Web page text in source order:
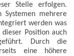
Stelle erfolgen.
Systemen mehrere
werden was
Position auch
Durch die
eine höhere